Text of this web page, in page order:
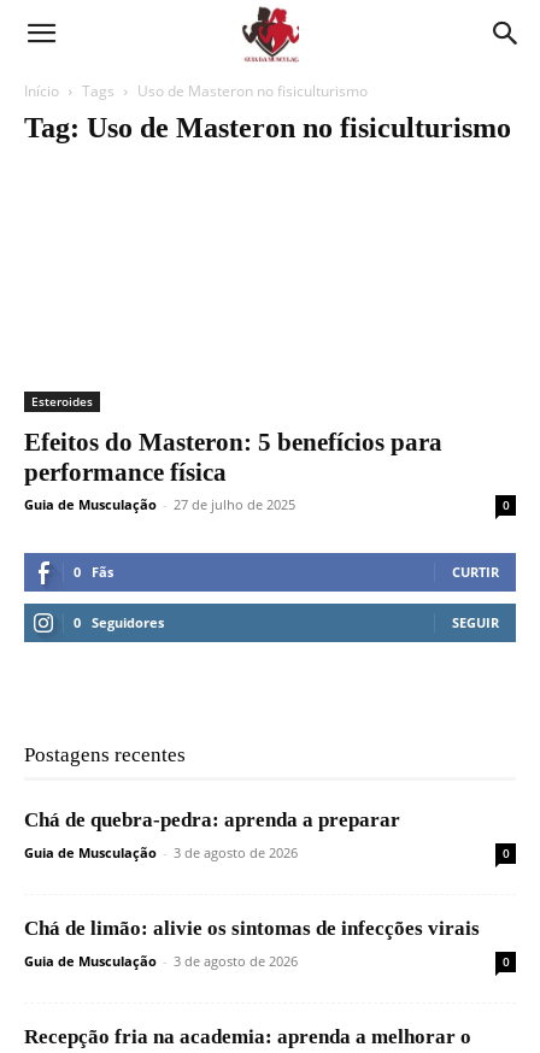
Guia
musculação,
Início Tags Uso de Masteron no fisiculturismo
Tag: Uso de Masteron no fisiculturismo
Esteroides
Efeitos do Masteron: 5 benefícios para
performance física
Guia de Musculação - 27 de julho de 2025 0
0 Fãs CURTIR
0 Seguidores SEGUIR
Postagens recentes
Chá de quebra-pedra: aprenda a preparar
Guia de Musculação - 3 de agosto de 2026 0
Chá de limão: alivie os sintomas de infecções virais
Guia de Musculação - 3 de agosto de 2026 0
Recepção fria na academia: aprenda a melhorar o